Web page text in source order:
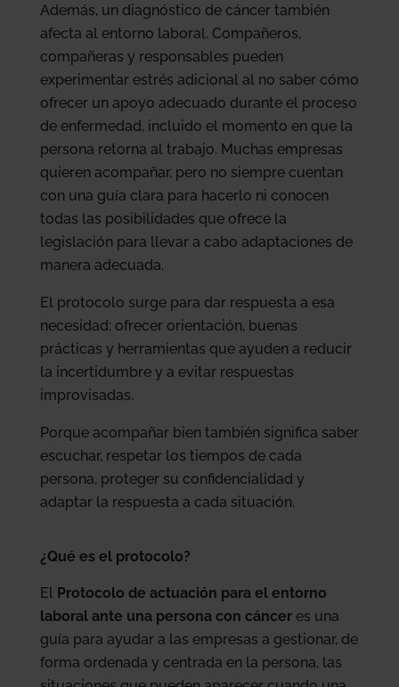
Además, un diagnóstico de cáncer también
afecta al entorno laboral. Compañeros,
compañeras y responsables pueden
experimentar estrés adicional al no saber cómo
ofrecer un apoyo adecuado durante el proceso
de enfermedad, incluido el momento en que la
persona retorna al trabajo. Muchas empresas
quieren acompañar, pero no siempre cuentan
con una guía clara para hacerlo ni conocen
todas las posibilidades que ofrece la
legislación para llevar a cabo adaptaciones de
manera adecuada.
El protocolo surge para dar respuesta a esa
necesidad: ofrecer orientación, buenas
prácticas y herramientas que ayuden a reducir
la incertidumbre y a evitar respuestas
improvisadas.
Porque acompañar bien también significa saber
escuchar, respetar los tiempos de cada
persona, proteger su confidencialidad y
adaptar la respuesta a cada situación.
¿Qué es el protocolo?
El Protocolo de actuación para el entorno
laboral ante una persona con cánceres una
guía para ayudar a las empresas a gestionar, de
forma ordenada y centrada en la persona, las